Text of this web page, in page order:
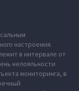
настроения.
в интервале от
нелояльности
мониторинга, в